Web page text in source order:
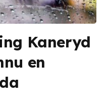
Kaneryd
en